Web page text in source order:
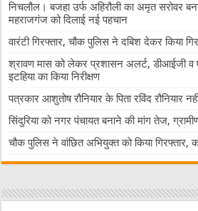
निचलौल। बजहा उर्फ अहिरौली का अमृत सरोवर
महराजगंज को दिलाई नई पहचान
वारंटी गिरफ्तार, चौक पुलिस ने दबिश देकर किया
श्रावण मास को लेकर प्रशासन अलर्ट, डीआईजी व
इटहिया का किया निरीक्षण
पत्रकार आशुतोष रौनियार के पिता रविंद रौनियार
सिंदुरिया को नगर पंचायत बनाने की मांग तेज,
चौक पुलिस ने वांछित अभियुक्त को किया गिरफ्तार,